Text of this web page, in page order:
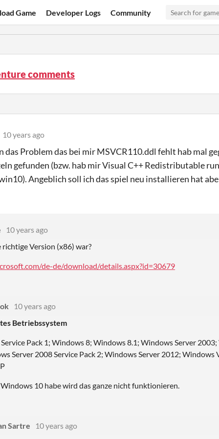
Game Developer Logs Community
comments
10 years ago
das Problem das bei mir MSVCR110.ddl fehlt hab mal
gefunden (bzw. hab mir Visual C++ Redistributable
Angeblich soll ich das spiel neu installieren hat
10 years ago
richtige Version (x86) war?
de-de/download/details.aspx?id=30679
10 years ago
Betriebssystem
Pack 1; Windows 8; Windows 8.1; Windows Server
Server 2008 Service Pack 2; Windows Server 2012; Windows
10 habe wird das ganze nicht funktionieren.
Sartre
10 years ago